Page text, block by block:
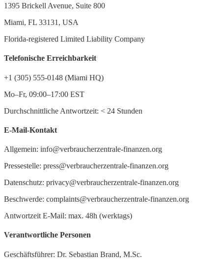
1395 Brickell Avenue, Suite 800
Miami, FL 33131, USA
Florida-registered Limited Liability Company
Telefonische Erreichbarkeit
+1 (305) 555-0148 (Miami HQ)
Mo–Fr, 09:00–17:00 EST
Durchschnittliche Antwortzeit: < 24 Stunden
E-Mail-Kontakt
Allgemein: info@verbraucherzentrale-finanzen.org
Pressestelle: press@verbraucherzentrale-finanzen.org
Datenschutz: privacy@verbraucherzentrale-finanzen.org
Beschwerde: complaints@verbraucherzentrale-finanzen.org
Antwortzeit E-Mail: max. 48h (werktags)
Verantwortliche Personen
Geschäftsführer: Dr. Sebastian Brand, M.Sc.